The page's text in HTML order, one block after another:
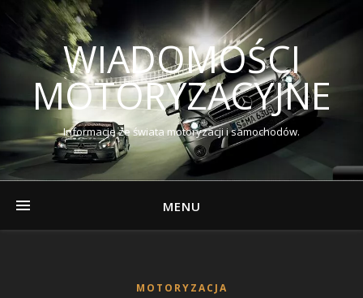
WIADOMOŚCI
MOTORYZACYJNE
Informacje ze świata motoryzacji i samochodów.
MENU
MOTORYZACJA